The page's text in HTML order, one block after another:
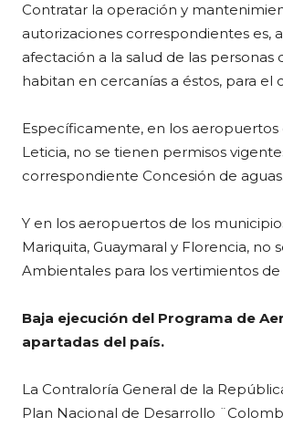
Contratar la operación y
autorizaciones correspondientes es,
afectación a la salud de las
habitan en cercanías a éstos, para el
Específicamente, en los aeropuertos
Leticia, no se tienen permisos
correspondiente Concesión de aguas.
Y en los aeropuertos de los
Mariquita, Guaymaral y Florencia, no
Ambientales para los vertimientos de
Baja ejecución del Programa de
apartadas del país.
La Contraloría General de la
Plan Nacional de Desarrollo